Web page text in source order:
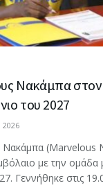
Nακάμπα στον
του 2027
(Marvelous
με την ομάδα
Γεννήθηκε στις